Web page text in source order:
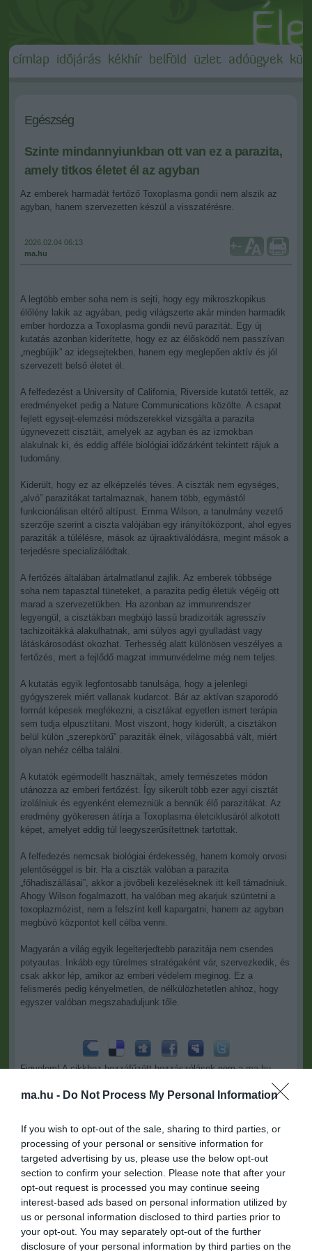
ma.hu - Do Not Process My Personal Information
If you wish to opt-out of the sale, sharing to third parties, or
processing of your personal or sensitive information for
targeted advertising by us, please use the below opt-out
section to confirm your selection. Please note that after your
opt-out request is processed you may continue seeing
interest-based ads based on personal information utilized by
us or personal information disclosed to third parties prior to
your opt-out. You may separately opt-out of the further
disclosure of your personal information by third parties on the
címlap időjárás kékhír belföld üzlet adóügyek
Egészség
Szinte mindannyiunkban ott van ez a parazita,
amely titkos életet él az agyban
Az emberek harmadát fertőző Toxoplasma gondii nem alszik az
agyban, hanem szervezetten készül a visszatérésre.
2026.02.04 06:13
ma.hu
+-
A legtöbb ember soha nem is sejti, hogy egy mikroszkopikus
élőlény lakik az agyában, pedig világszerte akár minden harmadik
ember hordozza a Toxoplasma gondii nevű parazitát. Egy új
kutatás azonban kiderítette, hogy ez az élősködő nem passzívan
„megbújik” az idegsejtekben, hanem egy meglepően aktív és jól
szervezett belső életet él.
A felfedezést a University of California, Riverside kutatói tették, az
eredményeket pedig a Nature Communications közölte. A csapat
fejlett egysejt-elemzési módszerekkel vizsgálta a parazita
úgynevezett cisztáit, amelyek az agyban és az izmokban
alakulnak ki, és eddig afféle biológiai időzárként tekintett rájuk a
tudomány.
Kiderült, hogy ez az elképzelés téves. A ciszták nem egységes,
„alvó” parazitákat tartalmaznak, hanem több, egymástól
funkcionálisan eltérő altípust. Emma Wilson, a tanulmány vezető
szerzője szerint a ciszta valójában egy irányítóközpont, ahol egyes
paraziták a túlélésre, mások az újraaktiválódásra, megint mások a
terjedésre specializálódtak.
A fertőzés általában ártalmatlanul zajlik. Az emberek többsége
soha nem tapasztal tüneteket, a parazita pedig életük végéig ott
marad a szervezetükben. Ha azonban az immunrendszer
legyengül, a cisztákban megbújó lassú bradizoiták agresszív
tachizoitákká alakulhatnak, ami súlyos agyi gyulladást vagy
látáskárosodást okozhat. Terhesség alatt különösen veszélyes a
fertőzés, mert a fejlődő magzat immunvédelme még nem teljes.
A kutatás egyik legfontosabb tanulsága, hogy a jelenlegi
gyógyszerek miért vallanak kudarcot. Bár az aktívan szaporodó
formát képesek megfékezni, a cisztákat egyetlen ismert terápia
sem tudja elpusztítani. Most viszont, hogy kiderült, a cisztákon
belül külön „szerepkörű” paraziták élnek, világosabbá vált, miért
olyan nehéz célba találni.
A kutatók egérmodellt használtak, amely természetes módon
utánozza az emberi fertőzést. Így sikerült több ezer agyi cisztát
izolálniuk és egyenként elemezniük a bennük élő parazitákat. Az
eredmény gyökeresen átírja a Toxoplasma életciklusáról alkotott
képet, amelyet eddig túl leegyszerűsítettnek tartottak.
A felfedezés nemcsak biológiai érdekesség, hanem komoly orvosi
jelentőséggel is bír. Ha a ciszták valóban a parazita
„főhadiszállásai”, akkor a jövőbeli kezeléseknek itt kell támadniuk.
Ahogy Wilson fogalmazott, ha valóban meg akarjuk szüntetni a
toxoplazmózist, nem a felszínt kell kapargatni, hanem az agyban
megbúvó központot kell célba venni.
Magyarán a világ egyik legelterjedtebb parazitája nem csendes
potyautas. Inkább egy türelmes stratégaként vár, szervezkedik, és
csak akkor lép, amikor az emberi védelem meginog. Ez a
felismerés pedig kényelmetlen, de nélkülözhetetlen ahhoz, hogy
egyszer valóban megszabaduljunk tőle.
Figyelem! A cikkhez hozzáfűzött hozzászólások nem ama.hu
publikációjával foglalkozik, a kommenteket nem tudja befolyásolni
Kérjük, kulturáltan, mások személyiségi jogainak és jó hírnevének
tiszteletben tartásával kommenteljenek!
ma.hu legfrissebb hírei: